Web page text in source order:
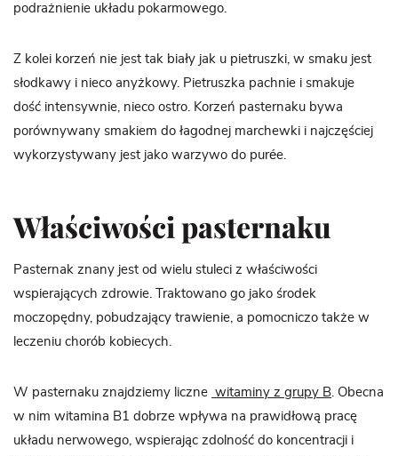
podrażnienie układu pokarmowego.
Z kolei korzeń nie jest tak biały jak u pietruszki, w smaku jest
słodkawy i nieco anyżkowy. Pietruszka pachnie i smakuje
dość intensywnie, nieco ostro. Korzeń pasternaku bywa
porównywany smakiem do łagodnej marchewki i najczęściej
wykorzystywany jest jako warzywo do purée.
Właściwości pasternaku
Pasternak znany jest od wielu stuleci z właściwości
wspierających zdrowie. Traktowano go jako środek
moczopędny, pobudzający trawienie, a pomocniczo także w
leczeniu chorób kobiecych.
W pasternaku znajdziemy liczne witaminy z grupy B . Obecna
w nim witamina B1 dobrze wpływa na prawidłową pracę
układu nerwowego, wspierając zdolność do koncentracji i